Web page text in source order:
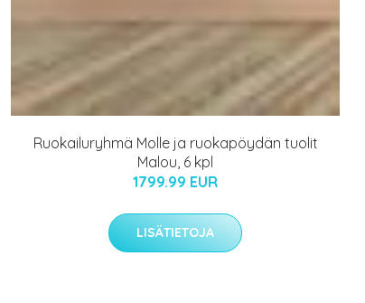
Ruokailuryhmä Molle ja ruokapöydän tuolit
Malou, 6 kpl
1799.99 EUR
LISÄTIETOJA